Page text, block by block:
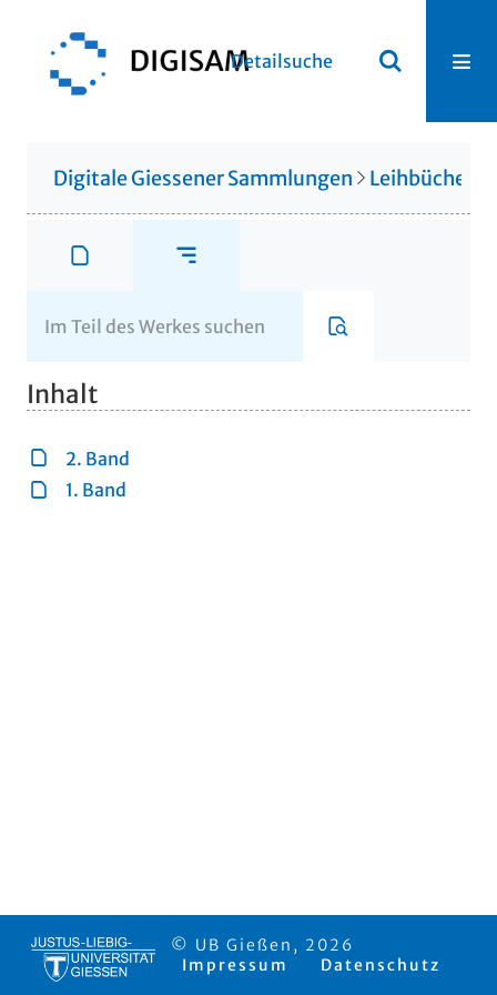
Detailsuche
Digitale Giessener Sammlungen
Inhalt
2. Band
1. Band
© UB Gießen, 2026
Impressum
Datenschutz